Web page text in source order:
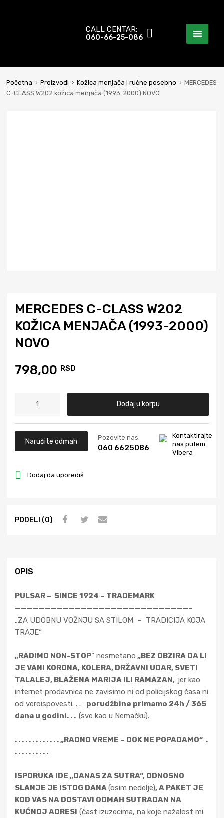
CALL CENTAR:
060-66-25-086
Predji
na
Početna Proizvodi Kožica menjača i ručne posebno
MERCEDES
C-CLASS W202 kožica menjača (1993-2000) NOVO
MERCEDES C-CLASS W202
KOŽICA MENJAČA (1993-2000)
NOVO
798,00 RSD
R
E
C
S
2
2
k
ž
i
c
a
(
1
9
Dodaj u korpu
Naručite odmah Pozovite nas:
060 6625086
Kontaktirajte
nas putem
Vibera
Dodaj da uporediš
PODELI (0)
OPIS
PULSAR – SINCE 1924 – TRADEMARK
—————————————————————————————-
„ZA UDOBNU VOŽNJU SA STILOM – TRADICIJA KOJA
TRAJE“
„RADIMO NON-STOP“ nesmetano „BEZ OBZIRA DA LI
JE VANI KORONA, KOLERA, DRŽAVNI UDAR, SVETI
TALALEJ, BLAŽENA MARIJA ILI RAMAZAN, jer kao
internet prodavnica ne zavisimo ni od policijskog časa ni
od veroispovesti. . .
porudžbine primamo 24h / 365
dana u godini. . . (sve kao u Nemačku).
. . . . . . . . . . . . . „RADNO VREME – DOK NE POPADAMO“ .
. . . . . . . . . .
ISPORUKA IDE „DANAS ZA SUTRA“, ODNOSNO
SLANJE JE ISTOG DANA(osim nedelje), A PAKET JE
KOD VAS NA DOSTAVI ODMAH SUTRADAN NA
KUĆNOJ ADRESI (čast izuzecima, na koje nažalost mi